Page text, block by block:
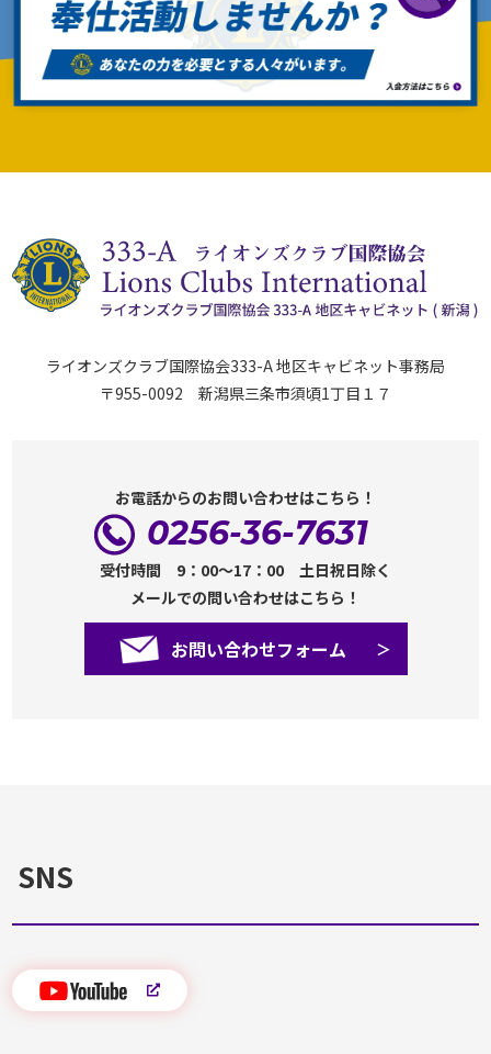
ライオンズクラブ国際協会333-A 地区キャビネット事務局
〒955-0092 新潟県三条市須頃1丁目１７
お電話からのお問い合わせはこちら！
0256-36-7631
受付時間 9：00～17：00 土日祝日除く
メールでの問い合わせはこちら！
お問い合わせフォーム
SNS